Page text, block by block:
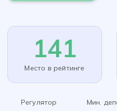
141
Место в рейтинге
Регулятор Мин.